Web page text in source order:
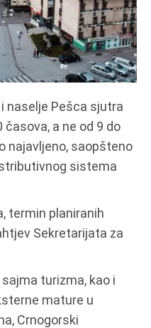
naselje Pešca sjutra
a ne od 9 do
najavljeno, saopšteno
sistema
termin planiranih
Sekretarijata za
turizma, kao i
mature u
Crnogorski